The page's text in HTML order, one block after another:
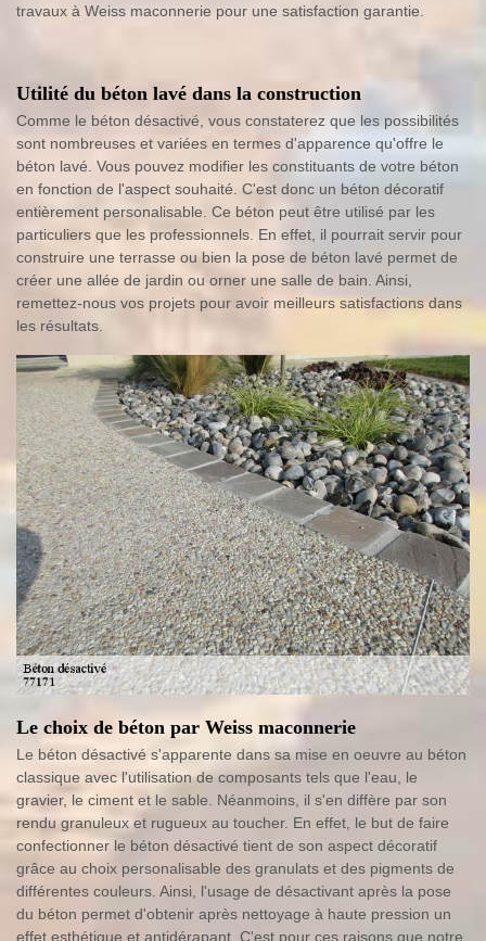
travaux à Weiss maconnerie pour une satisfaction garantie.
Utilité du béton lavé dans la construction
Comme le béton désactivé, vous constaterez que les possibilités
sont nombreuses et variées en termes d'apparence qu'offre le
béton lavé. Vous pouvez modifier les constituants de votre béton
en fonction de l'aspect souhaité. C'est donc un béton décoratif
entièrement personalisable. Ce béton peut être utilisé par les
particuliers que les professionnels. En effet, il pourrait servir pour
construire une terrasse ou bien la pose de béton lavé permet de
créer une allée de jardin ou orner une salle de bain. Ainsi,
remettez-nous vos projets pour avoir meilleurs satisfactions dans
les résultats.
Le choix de béton par Weiss maconnerie
Le béton désactivé s'apparente dans sa mise en oeuvre au béton
classique avec l'utilisation de composants tels que l'eau, le
gravier, le ciment et le sable. Néanmoins, il s'en diffère par son
rendu granuleux et rugueux au toucher. En effet, le but de faire
confectionner le béton désactivé tient de son aspect décoratif
grâce au choix personalisable des granulats et des pigments de
différentes couleurs. Ainsi, l'usage de désactivant après la pose
du béton permet d'obtenir après nettoyage à haute pression un
effet esthétique et antidérapant. C'est pour ces raisons que notre